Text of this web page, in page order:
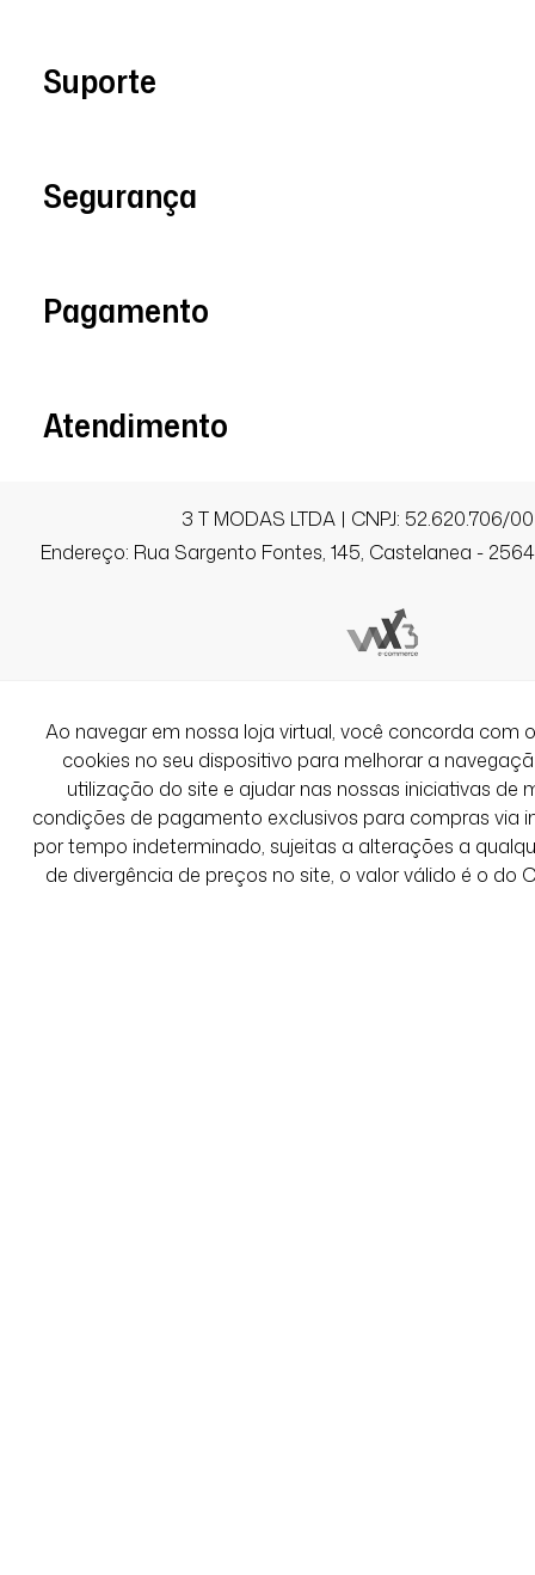
Suporte
Segurança
Pagamento
Atendimento
3 T MODAS LTDA | CNPJ: 52.620.706/
Endereço: Rua Sargento Fontes, 145, Castelanea -
Ao navegar em nossa loja virtual, você concorda com
cookies no seu dispositivo para melhorar a
utilização do site e ajudar nas nossas iniciativas de
condições de pagamento exclusivos para compras via
por tempo indeterminado, sujeitas a alterações a
de divergência de preços no site, o valor válido é o do